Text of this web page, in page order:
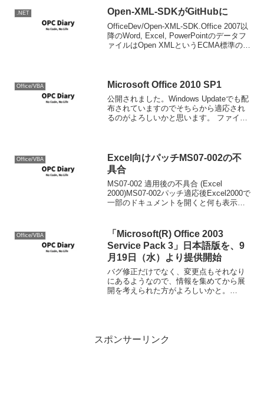
.NET Open-XML-SDKがGitHubに
OfficeDev/Open-XML-SDK.Office 2007以
降のWord, Excel, PowerPointのデータフ
ァイルはOpen XMLというECMA標準のフ
Office/VBA Microsoft Office 2010 SP1
公開されました。Windows Updateでも配
布されていますのでそちらから適応され
るのがよろしいかと思います。 ファイル
Office/VBA
Excel向けパッチMS07-002の不
具合
MS07-002 適用後の不具合 (Excel
2000)MS07-002パッチ適応後Excel2000で
一部のドキュメントを開くと何も表示さ
たそうです。と言...
Office/VBA
「Microsoft(R) Office 2003
Service Pack 3」日本語版を、9
月19日（水）より提供開始
バグ修正だけでなく、変更点もそれなり
にあるようなので、情報を集めてから展
開を考えられた方がよろしいかと。
スポンサーリンク